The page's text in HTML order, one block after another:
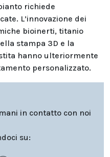
richiede
L’innovazione dei
bioinerti, titanio
stampa 3D e la
hanno ulteriormente
personalizzato.
in contatto con noi
su: